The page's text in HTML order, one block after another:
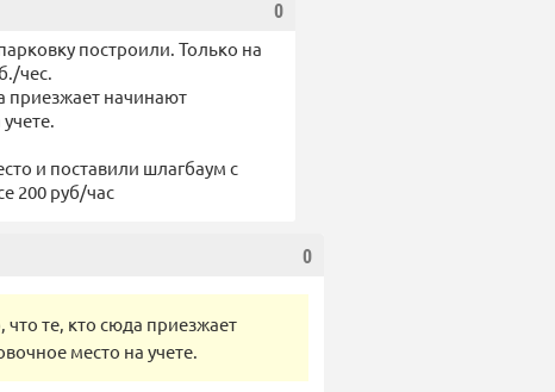
0
построили. Только на
чес.
приезжает начинают
и поставили шлагбаум с
200 руб/час
0
те, кто сюда приезжает
место на учете.